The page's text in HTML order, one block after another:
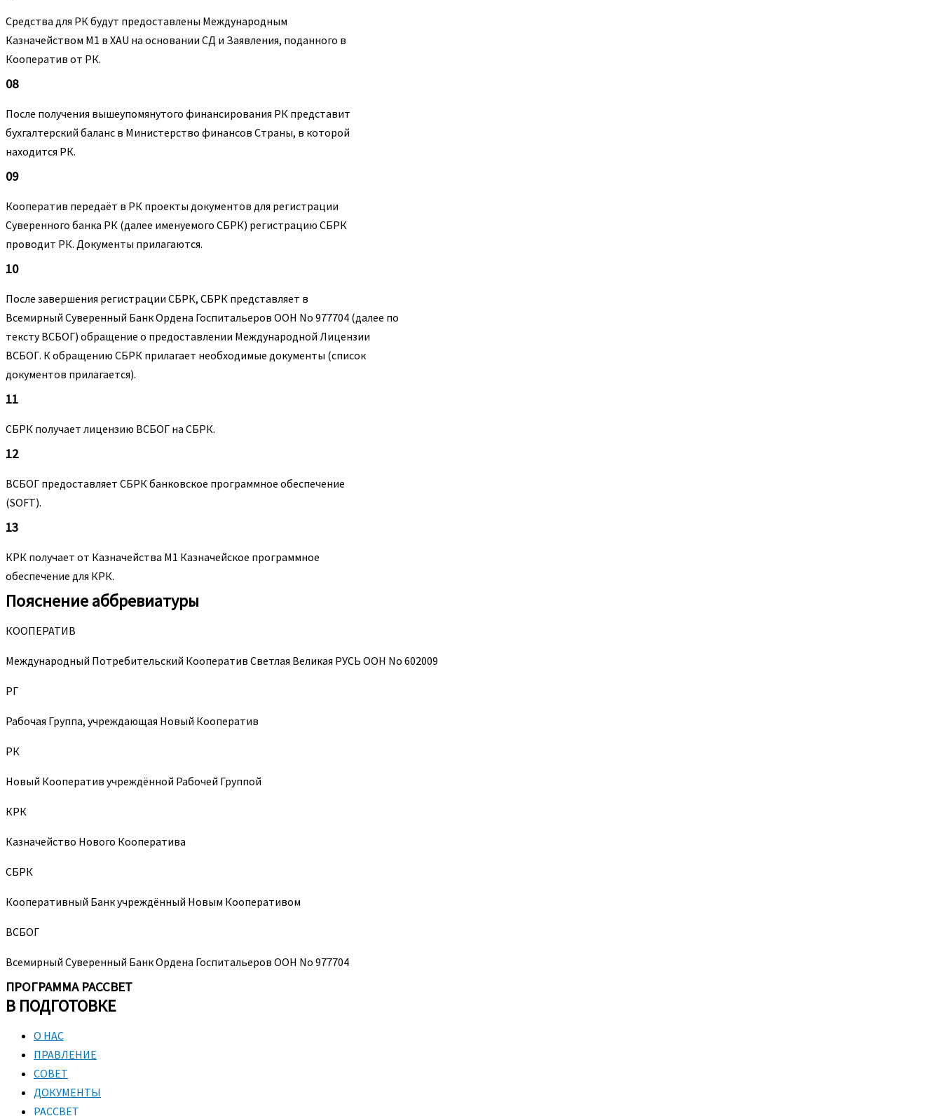
Средства для РК будут предоставлены Международным
Казначейством M1 в XAU на основании СД и Заявления, поданного в
Кооператив от РК.
08
После получения вышеупомянутого финансирования РК представит
бухгалтерский баланс в Министерство финансов Страны, в которой
находится РК.
09
Кооператив передаёт в РК проекты документов для регистрации
Суверенного банка РК (далее именуемого СБРК) регистрацию СБРК
проводит РК. Документы прилагаются.
10
После завершения регистрации СБРК, СБРК представляет в
Всемирный Суверенный Банк Ордена Госпитальеров ООН No 977704 (далее по
тексту ВСБОГ) обращение о предоставлении Международной Лицензии
ВСБОГ. К обращению СБРК прилагает необходимые документы (список
документов прилагается).
11
СБРК получает лицензию ВСБОГ на СБРК.
12
ВСБОГ предоставляет СБРК банковское программное обеспечение
(SOFT).
13
КРК получает от Казначейства M1 Казначейское программное
обеспечение для КРК.
Пояснение аббревиатуры
КООПЕРАТИВ
Международный Потребительский Кооператив Светлая Великая РУСЬ ООН No 602009
РГ
Рабочая Группа, учреждающая Новый Кооператив
РК
Новый Кооператив учреждённой Рабочей Группой
КРК
Казначейство Нового Кооператива
СБРК
Кооперативный Банк учреждённый Новым Кооперативом
ВСБОГ
Всемирный Суверенный Банк Ордена Госпитальеров ООН No 977704
ПРОГРАММА РАССВЕТ
В ПОДГОТОВКЕ
О НАС
ПРАВЛЕНИЕ
СОВЕТ
ДОКУМЕНТЫ
РАССВЕТ